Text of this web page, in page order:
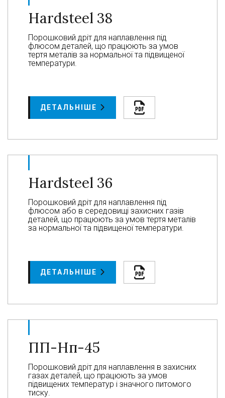
Hardsteel 38
Порошковий дріт для наплавлення під
флюсом деталей, що працюють за умов
тертя металів за нормальної та підвищеної
температури.
ДЕТАЛЬНІШЕ
Hardsteel 36
Порошковий дріт для наплавлення під
флюсом або в середовищі захисних газів
деталей, що працюють за умов тертя металів
за нормальної та підвищеної температури.
ДЕТАЛЬНІШЕ
ПП-Нп-45
Порошковий дріт для наплавлення в захисних
газах деталей, що працюють за умов
підвищених температур і значного питомого
тиску.